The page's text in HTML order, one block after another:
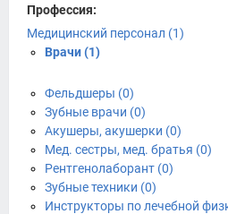
Профессия:
Медицинский персонал (1)
Врачи (1)
Фельдшеры (0)
Зубные врачи (0)
Акушеры, акушерки (0)
Мед. сестры, мед. братья (0)
Рентгенолаборант (0)
Зубные техники (0)
Инструкторы по лечебной